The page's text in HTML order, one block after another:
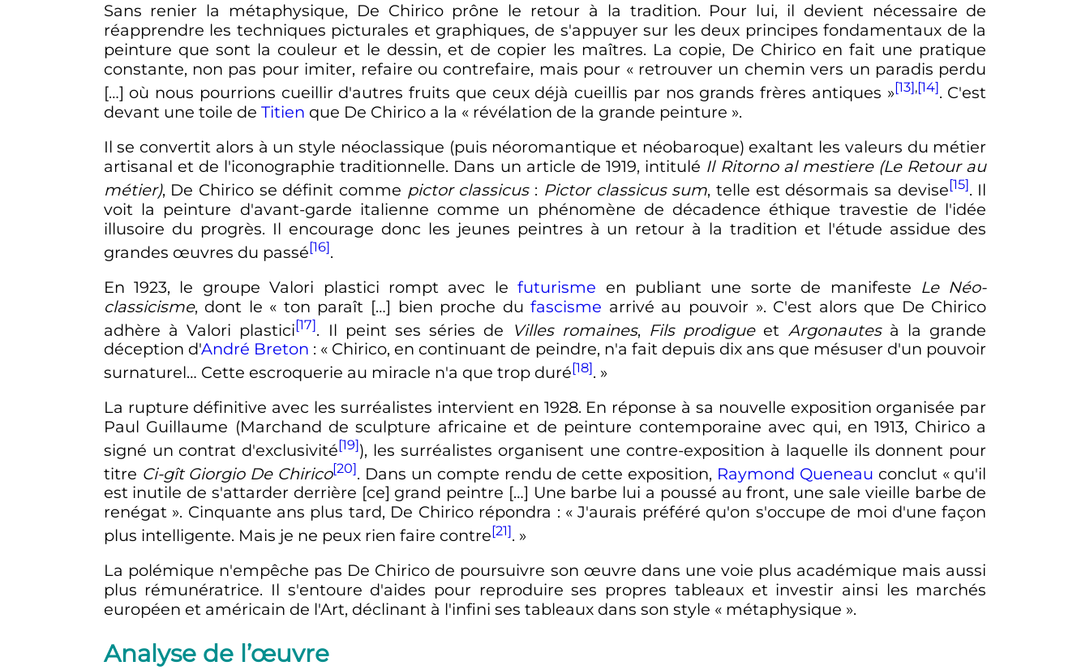
Sans renier la métaphysique, De Chirico prône le retour à la tradition. Pour lui, il devient nécessaire de
réapprendre les techniques picturales et graphiques, de s'appuyer sur les deux principes fondamentaux de la
peinture que sont la couleur et le dessin, et de copier les maîtres. La copie, De Chirico en fait une pratique
constante, non pas pour imiter, refaire ou contrefaire, mais pour « retrouver un chemin vers un paradis perdu
[…] où nous pourrions cueillir d'autres fruits que ceux déjà cueillis par nos grands frères antiques »[13],[14]. C'est
devant une toile de Titien que De Chirico a la « révélation de la grande peinture ».
Il se convertit alors à un style néoclassique (puis néoromantique et néobaroque) exaltant les valeurs du métier
artisanal et de l'iconographie traditionnelle. Dans un article de 1919, intitulé Il Ritorno al mestiere (Le Retour au
métier), De Chirico se définit comme pictor classicus : Pictor classicus sum, telle est désormais sa devise[15]. Il
voit la peinture d'avant-garde italienne comme un phénomène de décadence éthique travestie de l'idée
illusoire du progrès. Il encourage donc les jeunes peintres à un retour à la tradition et l'étude assidue des
grandes œuvres du passé[16].
En 1923, le groupe Valori plastici rompt avec lefuturisme en publiant une sorte de manifeste Le Néo-
classicisme, dont le « ton paraît […] bien proche dufascisme arrivé au pouvoir ». C'est alors que De Chirico
adhère à Valori plastici[17]. Il peint ses séries de Villes romaines, Fils prodigueet Argonautesà la grande
déception d'André Breton : « Chirico, en continuant de peindre, n'a fait depuis dix ans que mésuser d'un pouvoir
surnaturel… Cette escroquerie au miracle n'a que trop duré[18]. »
La rupture définitive avec les surréalistes intervient en 1928. En réponse à sa nouvelle exposition organisée par
Paul Guillaume (Marchand de sculpture africaine et de peinture contemporaine avec qui, en 1913, Chirico a
signé un contrat d'exclusivité[19]), les surréalistes organisent une contre-exposition à laquelle ils donnent pour
titre Ci-gît Giorgio De Chirico[20]. Dans un compte rendu de cette exposition, Raymond Queneau conclut « qu'il
est inutile de s'attarder derrière [ce] grand peintre […] Une barbe lui a poussé au front, une sale vieille barbe de
renégat ». Cinquante ans plus tard, De Chirico répondra : « J'aurais préféré qu'on s'occupe de moi d'une façon
plus intelligente. Mais je ne peux rien faire contre[21]. »
La polémique n'empêche pas De Chirico de poursuivre son œuvre dans une voie plus académique mais aussi
plus rémunératrice. Il s'entoure d'aides pour reproduire ses propres tableaux et investir ainsi les marchés
européen et américain de l'Art, déclinant à l'infini ses tableaux dans son style « métaphysique ».
Analyse de l’œuvre